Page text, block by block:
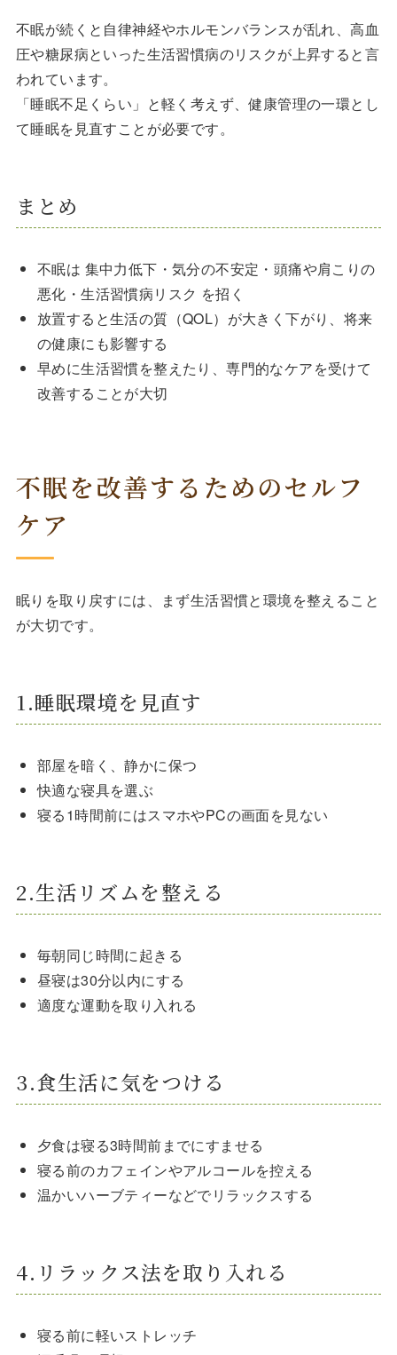
不眠が続くと自律神経やホルモンバランスが乱れ、高血
圧や糖尿病といった生活習慣病のリスクが上昇すると言
われています。
「睡眠不足くらい」と軽く考えず、健康管理の一環とし
て睡眠を見直すことが必要です。
まとめ
不眠は 集中力低下・気分の不安定・頭痛や肩こりの
悪化・生活習慣病リスク を招く
放置すると生活の質（QOL）が大きく下がり、将来
の健康にも影響する
早めに生活習慣を整えたり、専門的なケアを受けて
改善することが大切
不眠を改善するためのセルフ
ケア
眠りを取り戻すには、まず生活習慣と環境を整えること
が大切です。
1.睡眠環境を見直す
部屋を暗く、静かに保つ
快適な寝具を選ぶ
寝る1時間前にはスマホやPCの画面を見ない
2.生活リズムを整える
毎朝同じ時間に起きる
昼寝は30分以内にする
適度な運動を取り入れる
3.食生活に気をつける
夕食は寝る3時間前までにすませる
寝る前のカフェインやアルコールを控える
温かいハーブティーなどでリラックスする
4.リラックス法を取り入れる
寝る前に軽いストレッチ